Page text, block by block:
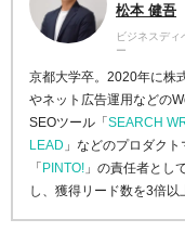
松本 健吾
ビジネスディ
ー
京都大学卒。2020年に株
やネット広告運用などの
SEOツール「SEARCH
LEAD 」などのプロダク
「PINTO! 」の責任者とし
し、獲得リード数を3倍以